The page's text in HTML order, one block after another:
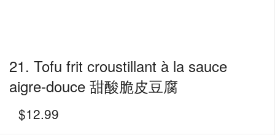
21. Tofu frit croustillant à la sauce
aigre-douce 甜酸脆皮豆腐
$12.99